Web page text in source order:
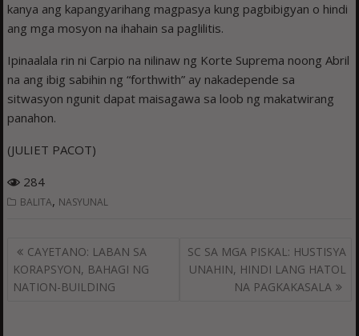
kanya ang kapangyarihang magpasya kung pagbibigyan o hindi
ang mga mosyon na ihahain sa paglilitis.
Ipinaalala rin ni Carpio na nilinaw ng Korte Suprema noong Abril
na ang ibig sabihin ng “forthwith” ay nakadepende sa
sitwasyon ngunit dapat maisagawa sa loob ng makatwirang
panahon.
(JULIET PACOT)
284
BALITA, NASYUNAL
Post
navigation
CAYETANO: LABAN SA
KORAPSYON, BAHAGI NG
NATION-BUILDING
SC SA MGA PISKAL: HUSTISYA
UNAHIN, HINDI LANG HATOL
NA PAGKAKASALA